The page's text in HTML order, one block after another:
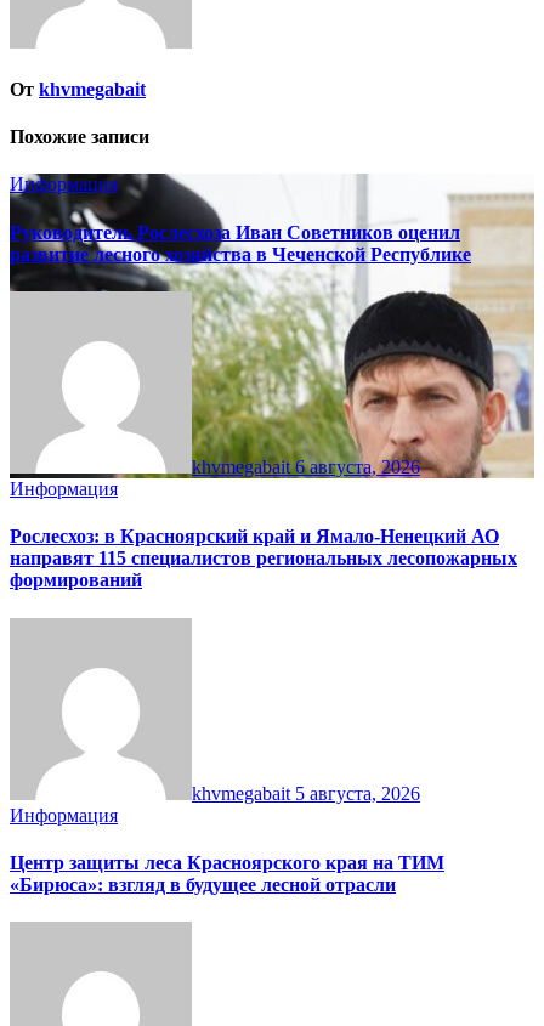
От khvmegabait
Похожие записи
Информация
Руководитель Рослесхоза Иван Советников оценил
развитие лесного хозяйства в Чеченской Республике
khvmegabait6 августа, 2026
Информация
Рослесхоз: в Красноярский край и Ямало-Ненецкий АО
направят 115 специалистов региональных лесопожарных
формирований
khvmegabait 5 августа, 2026
Информация
Центр защиты леса Красноярского края на ТИМ
«Бирюса»: взгляд в будущее лесной отрасли